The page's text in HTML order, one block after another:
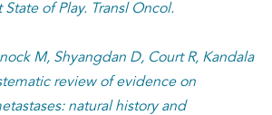
of Play. Transl Oncol.
M, Shyangdan D, Court R, Kandala
review of evidence on
natural history and